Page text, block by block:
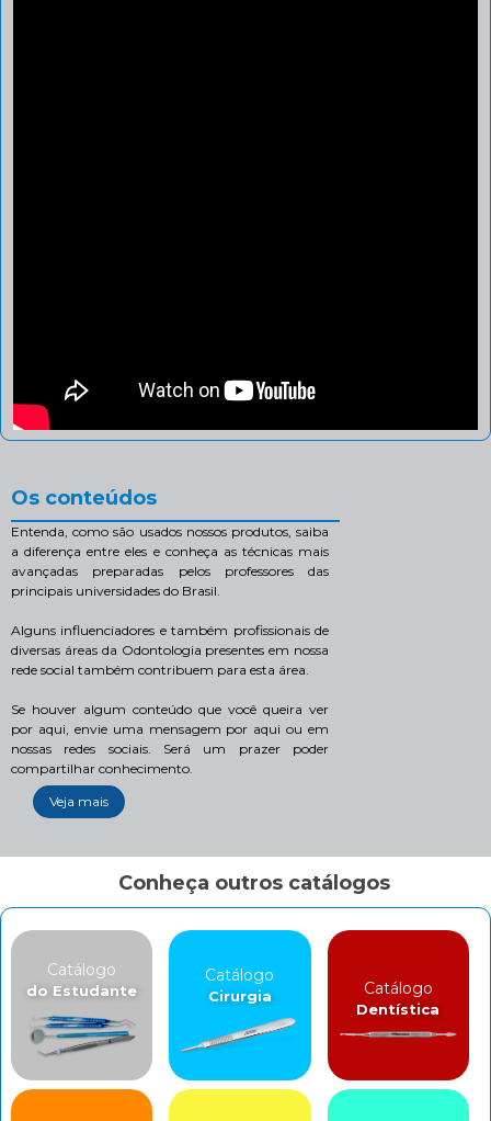
Os conteúdos
Entenda, como são usados nossos produtos, saiba
a diferença entre eles e conheça as técnicas mais
avançadas preparadas pelos professores das
principais universidades do Brasil.
Alguns influenciadores e também profissionais de
diversas áreas da Odontologia presentes em nossa
rede social também contribuem para esta área.
Se houver algum conteúdo que você queira ver
por aqui, envie uma mensagem por aqui ou em
nossas redes sociais. Será um prazer poder
compartilhar conhecimento.
Veja mais
Conheça outros catálogos
Catálogo
do Estudante
Catálogo
Cirurgia Catálogo
Dentística